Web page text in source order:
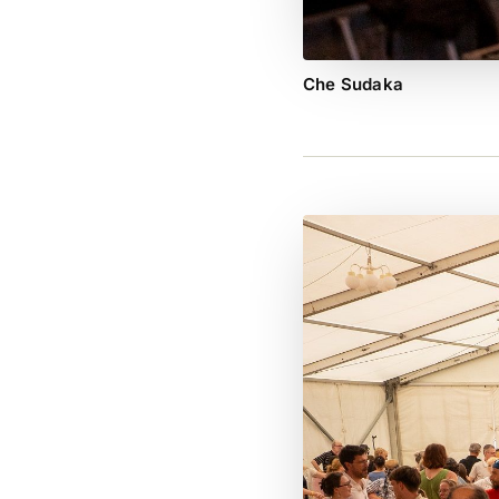
Che Sudaka